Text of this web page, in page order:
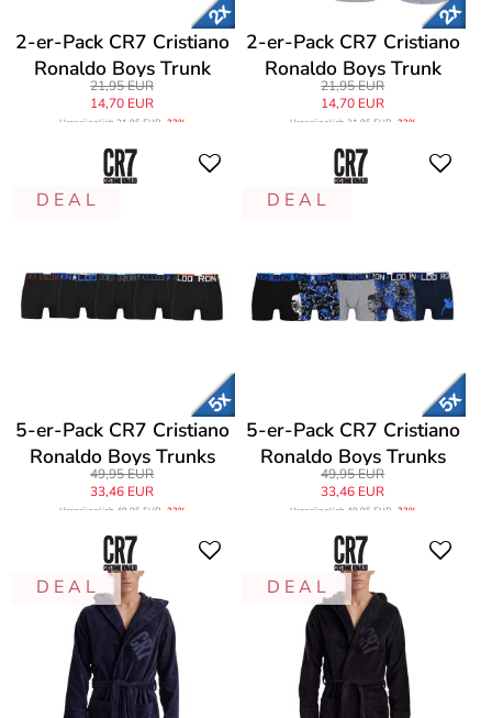
2-er-Pack CR7 Cristiano
Ronaldo Boys Trunk
Briefs
21,95 EUR
14,70 EUR
Ursprünglich 21,95 EUR -33%
2-er-Pack CR7 Cristiano
Ronaldo Boys Trunk
Briefs
21,95 EUR
14,70 EUR
Ursprünglich 21,95 EUR -33%
D E A L
5-er-Pack CR7 Cristiano
Ronaldo Boys Trunks
49,95 EUR
33,46 EUR
Ursprünglich 49,95 EUR -33%
D E A L
5-er-Pack CR7 Cristiano
Ronaldo Boys Trunks
49,95 EUR
33,46 EUR
Ursprünglich 49,95 EUR -33%
D E A L D E A L